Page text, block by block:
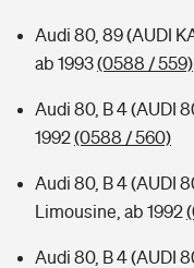
Audi 80, 89 (AUDI
ab 1993(0588 / 559)
Audi 80, B 4 (AUDI
1992(0588 / 560)
Audi 80, B 4 (AUDI
Limousine, ab 1992
Audi 80, B 4 (AUDI